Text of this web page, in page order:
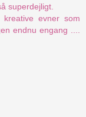
superdejligt.
evner som
endnu engang ....